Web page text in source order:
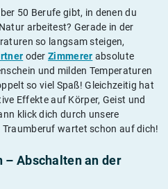
50 Berufe gibt, in denen du
arbeitest? Gerade in der
so langsam steigen,
oderZimmerer absolute
und milden Temperaturen
so viel Spaß! Gleichzeitig hat
Effekte auf Körper, Geist und
klick dich durch unsere
Traumberuf wartet schon auf dich!
– Abschalten an der